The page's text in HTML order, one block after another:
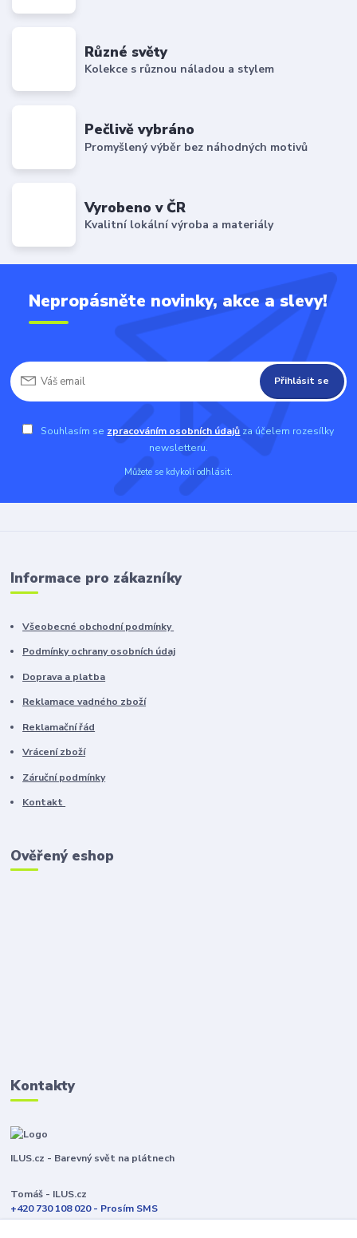
Různé světy
Kolekce s různou náladou a stylem
Pečlivě vybráno
Promyšlený výběr bez náhodných motivů
Vyrobeno v ČR
Kvalitní lokální výroba a materiály
Nepropásněte novinky, akce a slevy!
Přihlásit se
Souhlasím se zpracováním osobních údajů za účelem rozesílky
newsletteru.
Můžete se kdykoli odhlásit.
Informace pro zákazníky
Všeobecné obchodní podmínky
Podmínky ochrany osobních údaj
Doprava a platba
Reklamace vadného zboží
Reklamační řád
Vrácení zboží
Záruční podmínky
Kontakt
Ověřený eshop
Kontakty
ILUS.cz - Barevný svět na plátnech
Tomáš - ILUS.cz
+420 730 108 020 - Prosím SMS
Jsme většinu času ve výrobě